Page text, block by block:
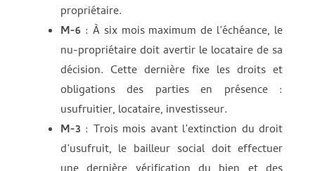
propriétaire.
M-6: À six mois maximum de l’échéance, le
nu-propriétaire doit avertir le locataire de sa
décision. Cette dernière fixe les droits et
obligations des parties en présence :
usufruitier, locataire, investisseur.
M-3 : Trois mois avant l’extinction du droit
d’usufruit, le bailleur social doit effectuer